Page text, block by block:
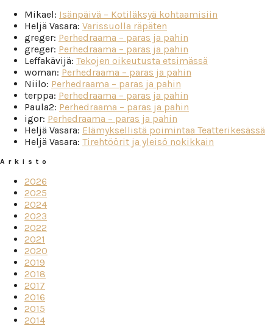
Mikael: Isänpäivä – Kotiläksyä kohtaamisiin
Heljä Vasara: Varissuolla räpäten
greger: Perhedraama – paras ja pahin
greger: Perhedraama – paras ja pahin
Leffakävijä: Tekojen oikeutusta etsimässä
woman: Perhedraama – paras ja pahin
Niilo: Perhedraama – paras ja pahin
terppa: Perhedraama – paras ja pahin
Paula2: Perhedraama – paras ja pahin
igor: Perhedraama – paras ja pahin
Heljä Vasara: Elämyksellistä poimintaa Teatterikesässä
Heljä Vasara: Tirehtöörit ja yleisö nokikkain
Arkisto
2026
2025
2024
2023
2022
2021
2020
2019
2018
2017
2016
2015
2014